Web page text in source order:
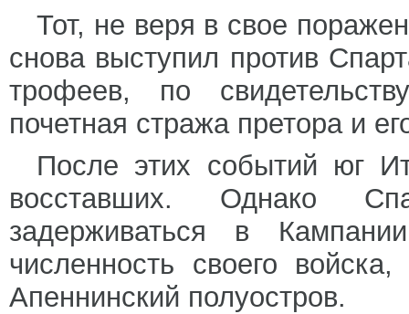
Тот, не веря в свое
снова выступил против
трофеев, по
почетная стража претора и
После этих событий юг
восставших. Однако
задерживаться в
численность своего
Апеннинский полуостров.